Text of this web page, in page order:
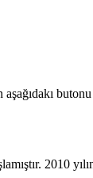
2010